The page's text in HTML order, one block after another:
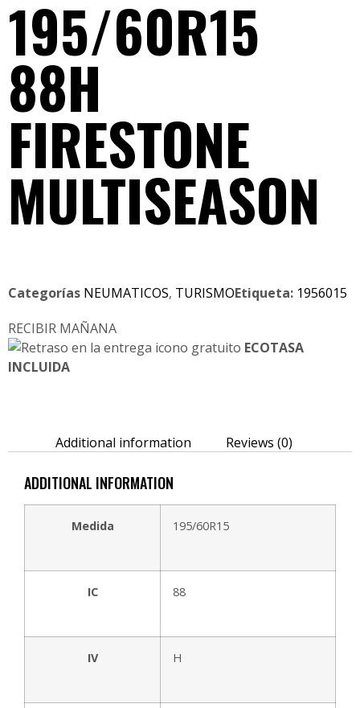
195/60R15
88H
FIRESTONE
MULTISEASON
Categorías NEUMATICOS, TURISMOEtiqueta: 1956015
RECIBIR MAÑANA
ECOTASA
INCLUIDA
Additional information Reviews (0)
ADDITIONAL INFORMATION
Medida 195/60R15
IC 88
IV H